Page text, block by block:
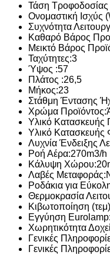
Τάση Τροφοδοσίας
Ονομαστική Ισχύς
Συχνότητα
Καθαρό Βάρος
Μεικτό Βάρος
Ταχύτητες:3
Ύψος :57
Πλάτος :26,5
Μήκος:23
Στάθμη Έντασης
Χρώμα Προϊόντος:
Υλικό Κατασκευής
Υλικό Κατασκευής
Λυχνία Ένδειξης
Ροή Αέρα:270m3/h
Κάλυψη Χώρου:
Λαβές Μεταφοράς:
Ροδάκια για
Θερμοκρασία
Κιβωτοποίηση
Εγγύηση Eurolamp:
Χωρητικότητα
Γενικές
Γενικές